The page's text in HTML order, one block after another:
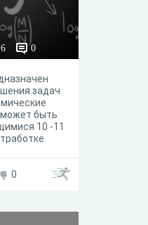
6 0
задач
может быть
10 -11
к ЕГЭ.
0